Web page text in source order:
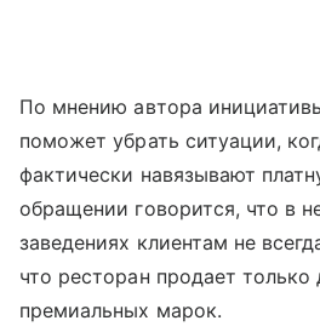
По мнению автора
поможет убрать ситуации,
фактически навязывают
обращении говорится, что в
заведениях клиентам не
что ресторан продает
премиальных марок.